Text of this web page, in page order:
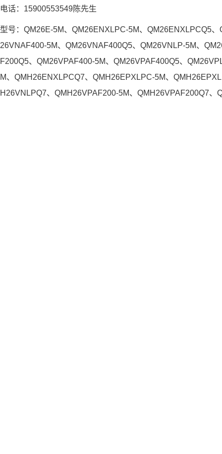
电话：15900553549陈先生
型号：QM26E-5M、QM26ENXLPC-5M、QM26ENXLPCQ5
26VNAF400-5M、QM26VNAF400Q5、QM26VNLP-5M、
F200Q5、QM26VPAF400-5M、QM26VPAF400Q5、
M、QMH26ENXLPCQ7、QMH26EPXLPC-5M、
H26VNLPQ7、QMH26VPAF200-5M、QMH26VPAF200Q7